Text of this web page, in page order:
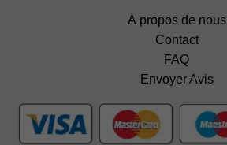
À propos de nous
Contact
FAQ
Envoyer Avis